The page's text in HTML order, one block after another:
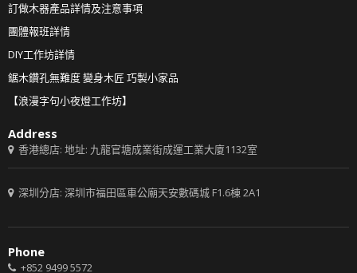
訂做木器產品詳情及注意事項
團體報班詳情
DIY工作坊詳情
鋸木鑽孔無難度 變身木匠 巧製小家品
【浪漫字句小夜燈工作坊】
Address
香港總店: 地址: 九龍官塘成業街成運工業大廈1132室
深圳分店: 深圳市福田區車公廟天安數碼城 F1.6棟 2A1
Phone
+852 9499 5572